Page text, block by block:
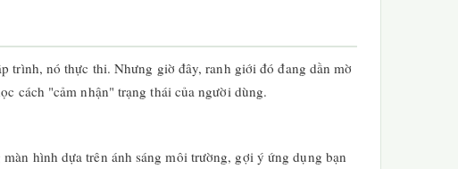
trình, nó thực thi. Nhưng giờ đây, ranh giới đó đang dần mờ
cách "cảm nhận" trạng thái của người dùng.
hình dựa trên ánh sáng môi trường, gợi ý ứng dụng bạn